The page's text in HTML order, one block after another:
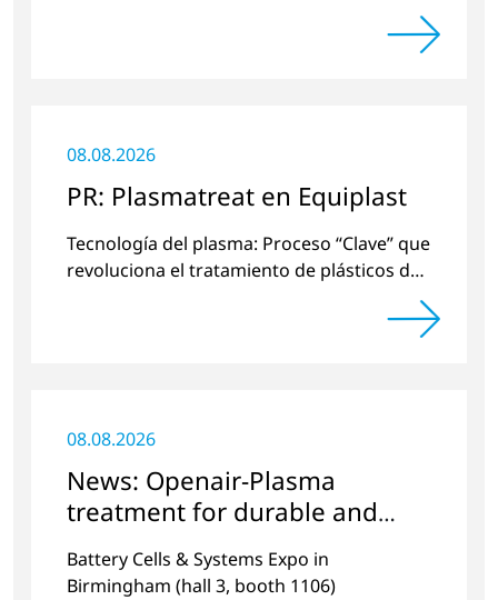
battery cell manufacturing and plasma
08.08.2026
PR: Plasmatreat en Equiplast
Tecnología del plasma: Proceso “Clave” que
revoluciona el tratamiento de plásticos de
08.08.2026
News: Openair-Plasma
treatment for durable and
efficient batteries
Battery Cells & Systems Expo in
Birmingham (hall 3, booth 1106)